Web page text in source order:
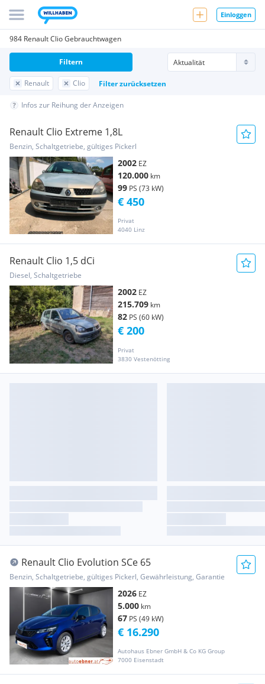
Einloggen
984 Renault Clio Gebrauchtwagen
Renault Clio Filter zurücksetzen
Filtern
Infos zur Reihung der Anzeigen
Renault Clio Extreme 1,8L
Benzin, Schaltgetriebe, gültiges Pickerl
2002 EZ
120.000 km
99 PS (73 kW)
Privat
4040 Linz
€ 450
Renault Clio 1,5 dCi
Diesel, Schaltgetriebe
2002 EZ
215.709 km
82 PS (60 kW)
Privat
3830 Vestenötting
€ 200
Renault Clio Evolution SCe 65
Benzin, Schaltgetriebe, gültiges Pickerl, Gewährleistung, Garantie
2026 EZ
5.000 km
67 PS (49 kW)
Autohaus Ebner GmbH & Co KG Group
7000 Eisenstadt
€ 16.290